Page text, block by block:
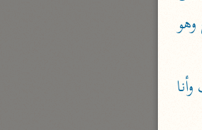
«إن إبراهيم لم يعدل بي شيئا قط إلّا اختارني عليه، وإن إسحاق جاد لي بالذبح وهو